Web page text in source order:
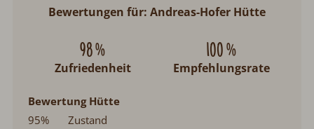
Bewertungen für: Andreas-Hofer Hütte
98 %
Zufriedenheit
100 %
Empfehlungsrate
Bewertung Hütte
95%
Zustand